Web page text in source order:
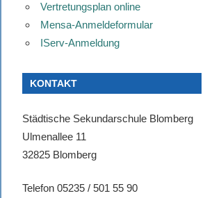
Vertretungsplan online
Mensa-Anmeldeformular
IServ-Anmeldung
KONTAKT
Städtische Sekundarschule Blomberg
Ulmenallee 11
32825 Blomberg
Telefon 05235 / 501 55 90